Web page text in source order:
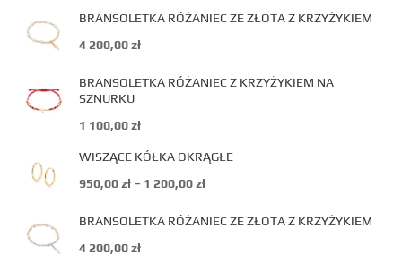
BRANSOLETKA RÓŻANIEC ZE ZŁOTA Z KRZYŻYKIEM
4 200,00zł
BRANSOLETKA RÓŻANIEC Z KRZYŻYKIEM NA
SZNURKU
1 100,00zł
WISZĄCE KÓŁKA OKRĄGŁE
950,00zł – 1 200,00zł
BRANSOLETKA RÓŻANIEC ZE ZŁOTA Z KRZYŻYKIEM
4 200,00zł